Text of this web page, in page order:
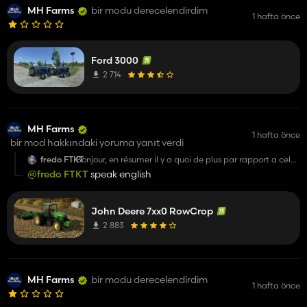
MH Farms bir modu derecelendirdim 1 hafta önce
Ford 3000
2 714
MH Farms
bir mod hakkındaki yoruma yanıt verdi
1 hafta önce
fredo FTKTBonjour, en résumer il y a quoi de plus par rapport a celui
de JHHG Modding
Y a t-il juste une plus grande sélection de pneu
@fredo FTKT speak english
John Deere 7xx0 RowCrop
2 883
MH Farms bir modu derecelendirdim 1 hafta önce